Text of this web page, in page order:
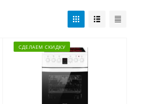
СДЕЛАЕМ СКИДКУ